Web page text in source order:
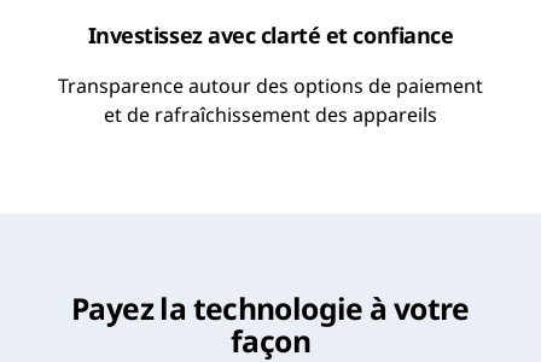
Investissez avec clarté et confiance
Transparence autour des options de paiement
et de rafraîchissement des appareils
Payez la technologie à votre
façon